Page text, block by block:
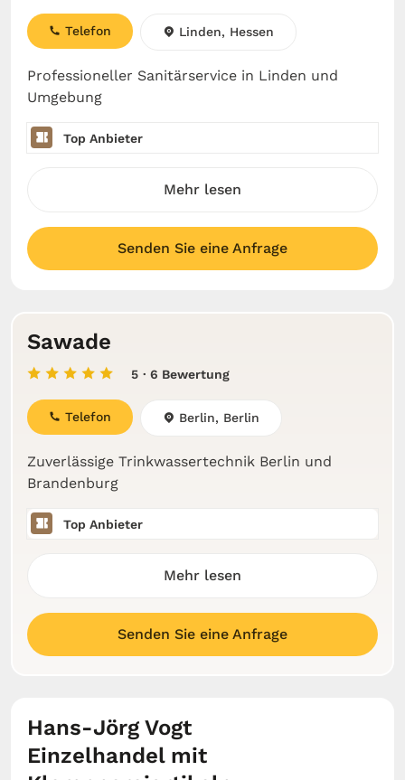
Professioneller Sanitärservice in Linden und
Umgebung
Telefon Linden, Hessen
Top Anbieter
Mehr lesen
Senden Sie eine Anfrage
Sawade
5 · 6 Bewertung
Zuverlässige Trinkwassertechnik Berlin und
Brandenburg
Telefon Berlin, Berlin
Top Anbieter
Mehr lesen
Senden Sie eine Anfrage
Hans-Jörg Vogt
Einzelhandel mit